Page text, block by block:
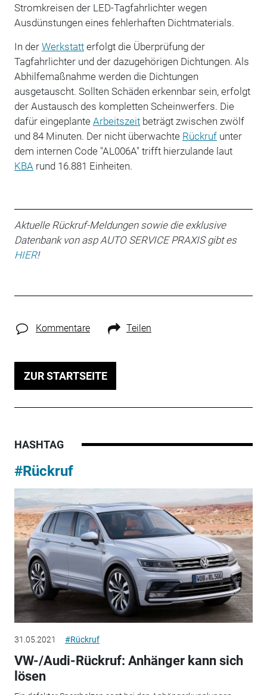
Stromkreisen der LED-Tagfahrlichter wegen
Ausdünstungen eines fehlerhaften Dichtmaterials.
In der Werkstatterfolgt die Überprüfung der
Tagfahrlichter und der dazugehörigen Dichtungen. Als
Abhilfemaßnahme werden die Dichtungen
ausgetauscht. Sollten Schäden erkennbar sein, erfolgt
der Austausch des kompletten Scheinwerfers. Die
dafür eingeplante Arbeitszeitbeträgt zwischen zwölf
und 84 Minuten. Der nicht überwachte Rückrufunter
dem internen Code "AL006A" trifft hierzulande laut
KBA rund 16.881 Einheiten.
Aktuelle Rückruf-Meldungen sowie die exklusive
Datenbank von asp AUTO SERVICE PRAXIS gibt es
HIER!
Kommentare Teilen
ZUR STARTSEITE
HASHTAG
#Rückruf
31.05.2021 #Rückruf
VW-/Audi-Rückruf: Anhänger kann sich
lösen